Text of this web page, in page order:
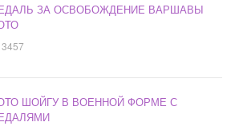
ЗА ОСВОБОЖДЕНИЕ ВАРШАВЫ
3457
ШОЙГУ В ВОЕННОЙ ФОРМЕ С